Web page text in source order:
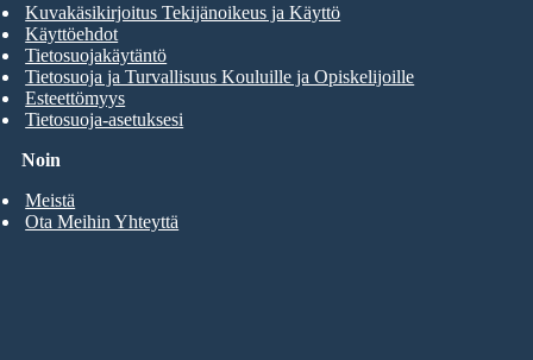
Noin
Meistä
Ota Meihin Yhteyttä
Kuvakäsikirjoitus Tekijänoikeus ja Käyttö
Käyttöehdot
Tietosuojakäytäntö
Tietosuoja ja Turvallisuus Kouluille ja Opiskelijoille
Esteettömyys
Tietosuoja-asetuksesi